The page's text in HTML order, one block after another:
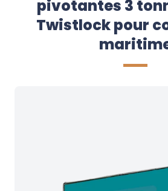
pivotantes 3
Twistlock pour